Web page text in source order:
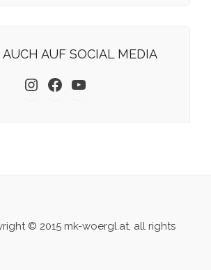
AUF SOCIAL MEDIA
Instagram Facebook YouTube
© 2015 mk-woergl.at, all rights